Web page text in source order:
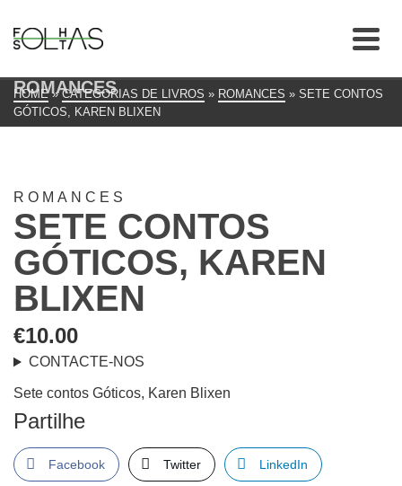
ROMANCES
HOME » CATEGORIAS DE LIVROS » ROMANCES » SETE CONTOS
GÓTICOS, KAREN BLIXEN
ROMANCES
SETE CONTOS
GÓTICOS, KAREN
BLIXEN
€10.00
CONTACTE-NOS
Sete contos Góticos, Karen Blixen
Partilhe
Facebook Twitter LinkedIn